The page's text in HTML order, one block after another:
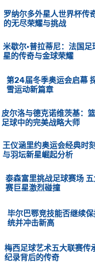
罗纳尔多外星人世界杯传
的无尽荣耀与挑战
米歇尔·普拉蒂尼：法国足
星的传奇与金球荣耀
第24届冬季奥运会启幕
雪运动新篇章
皮尔洛与德克诺维茨基：
足球中的完美战略大师
王仪涵里约奥运会经典时
与羽坛新星崛起分析
泰森富里挑战足球赛场
赛巨星激烈碰撞
毕尔巴鄂竞技能否继续
统并冲击新高
梅西足球艺术五大联赛传
纪录背后的传奇